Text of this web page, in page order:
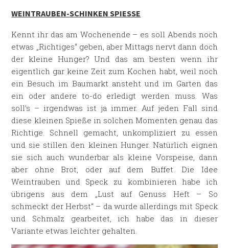
WEINTRAUBEN-SCHINKEN SPIESSE
Kennt ihr das am Wochenende – es soll Abends noch
etwas „Richtiges“ geben, aber Mittags nervt dann doch
der kleine Hunger? Und das am besten wenn ihr
eigentlich gar keine Zeit zum Kochen habt, weil noch
ein Besuch im Baumarkt ansteht und im Garten das
ein oder andere to-do erledigt werden muss. Was
soll’s – irgendwas ist ja immer. Auf jeden Fall sind
diese kleinen Spieße in solchen Momenten genau das
Richtige. Schnell gemacht, unkompliziert zu essen
und sie stillen den kleinen Hunger. Natürlich eignen
sie sich auch wunderbar als kleine Vorspeise, dann
aber ohne Brot, oder auf dem Buffet. Die Idee
Weintrauben und Speck zu kombinieren habe ich
übrigens aus dem „Lust auf Genuss Heft – So
schmeckt der Herbst“ – da wurde allerdings mit Speck
und Schmalz gearbeitet, ich habe das in dieser
Variante etwas leichter gehalten.